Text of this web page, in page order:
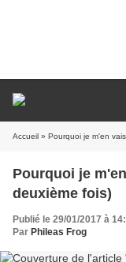
Accueil » Pourquoi je m'en
Pourquoi je
deuxième fois)
Publié le 29/01/2017 à
Par Phileas Frog